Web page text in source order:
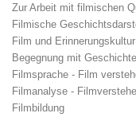
Zur Arbeit mit filmischen
Filmische
Film und Erinnerungskultur
Begegnung mit
Filmsprache - Film
Filmanalyse -
Filmbildung